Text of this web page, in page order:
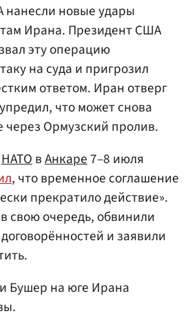
новые удары
Ирана. Президент США
эту операцию
на суда и пригрозил
ответом. Иран отверг
что может снова
через Ормузский пролив.
НАТОвАнкаре7–8 июля
, что временное соглашение
прекратило действие».
свою очередь, обвинили
и заявили
Бушер на юге Ирана